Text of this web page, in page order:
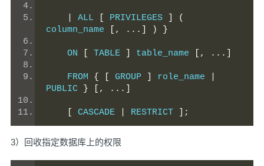
ALL PRIVILEGES
(
column_name
[, ...] ) }
    ON
TABLE table_name [, ...]
    FROM
{ GROUP role_name
PUBLIC
} [, ...]
CASCADE RESTRICT ];
3）回收指定数据库上的权限